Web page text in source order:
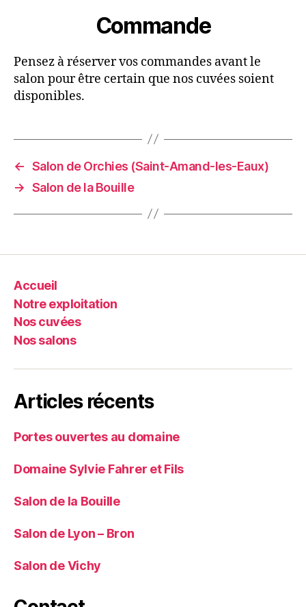
Commande
Pensez à réserver vos commandes avant le
salon pour être certain que nos cuvées soient
disponibles.
← Salon de Orchies (Saint-Amand-les-Eaux)
→ Salon de la Bouille
Accueil
Notre exploitation
Nos cuvées
Nos salons
Articles récents
Portes ouvertes au domaine
Domaine Sylvie Fahrer et Fils
Salon de la Bouille
Salon de Lyon – Bron
Salon de Vichy